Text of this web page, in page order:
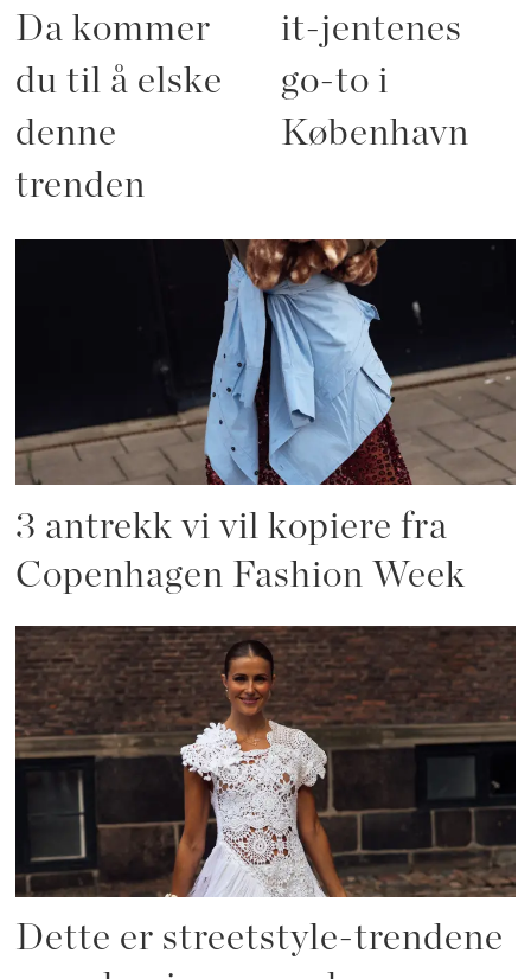
Da kommer
du til å elske
denne
trenden
it-jentenes
go-to i
København
3 antrekk vi vil kopiere fra
Copenhagen Fashion Week
Dette er streetstyle-trendene